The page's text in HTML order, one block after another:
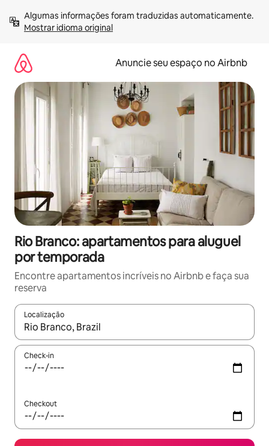
para
Mostrar idioma original
Anuncie seu espaço no Airbnb
Rio Branco: apartamentos para aluguel
por temporada
Encontre apartamentos incríveis no Airbnb e faça sua
reserva
Localização
Quando os resultados estiverem disponíveis, explore-os
Check-in
Checkout